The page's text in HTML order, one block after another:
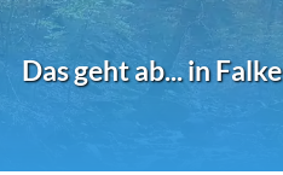
Das geht ab... in